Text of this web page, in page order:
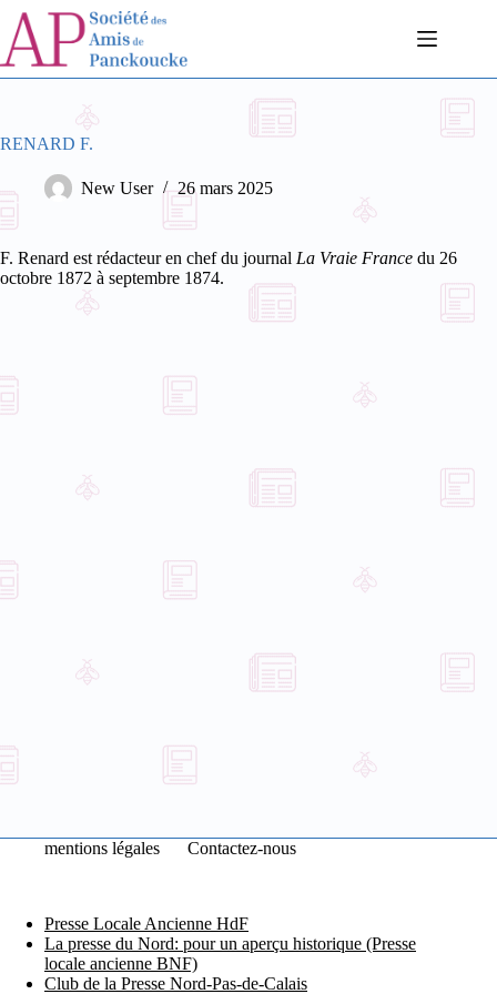
Passer
contenu
RENARD F.
New User 26 mars 2025
F. Renard est rédacteur en chef du journal La Vraie France du 26
octobre 1872 à septembre 1874.
mentions légales Contactez-nous
Presse Locale Ancienne HdF
La presse du Nord: pour un aperçu historique (Presse
locale ancienne BNF)
Club de la Presse Nord-Pas-de-Calais